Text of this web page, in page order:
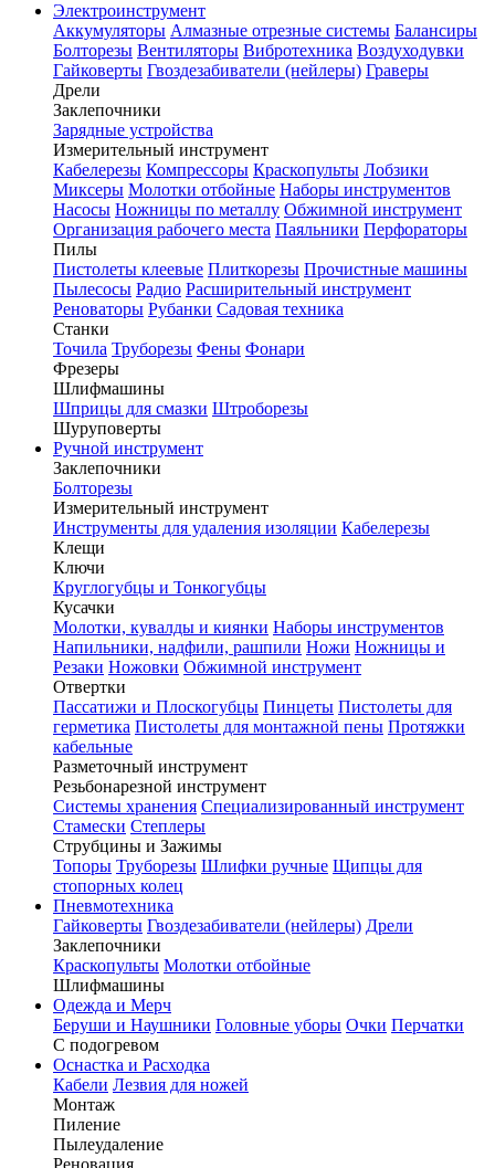
Электроинструмент
Аккумуляторы Алмазные отрезные системы Балансиры
Болторезы Вентиляторы Вибротехника Воздуходувки
Гайковерты Гвоздезабиватели (нейлеры) Граверы
Дрели
Заклепочники
Зарядные устройства
Измерительный инструмент
Кабелерезы Компрессоры Краскопульты Лобзики
Миксеры Молотки отбойные Наборы инструментов
Насосы Ножницы по металлу Обжимной инструмент
Организация рабочего места Паяльники Перфораторы
Пилы
Пистолеты клеевые Плиткорезы Прочистные машины
Пылесосы Радио Расширительный инструмент
Реноваторы Рубанки Садовая техника
Станки
Точила Труборезы Фены Фонари
Фрезеры
Шлифмашины
Шприцы для смазки Штроборезы
Шуруповерты
Ручной инструмент
Заклепочники
Болторезы
Измерительный инструмент
Инструменты для удаления изоляции Кабелерезы
Клещи
Ключи
Круглогубцы и Тонкогубцы
Кусачки
Молотки, кувалды и киянки Наборы инструментов
Напильники, надфили, рашпили Ножи Ножницы и
Резаки Ножовки Обжимной инструмент
Отвертки
Пассатижи и Плоскогубцы Пинцеты Пистолеты для
герметика Пистолеты для монтажной пены Протяжки
кабельные
Разметочный инструмент
Резьбонарезной инструмент
Системы хранения Специализированный инструмент
Стамески Степлеры
Струбцины и Зажимы
Топоры Труборезы Шлифки ручные Щипцы для
стопорных колец
Пневмотехника
Гайковерты Гвоздезабиватели (нейлеры) Дрели
Заклепочники
Краскопульты Молотки отбойные
Шлифмашины
Одежда и Мерч
Беруши и Наушники Головные уборы Очки Перчатки
С подогревом
Оснастка и Расходка
Кабели Лезвия для ножей
Монтаж
Пиление
Пылеудаление
Реновация